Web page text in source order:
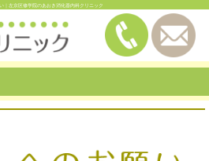
｜左京区修学院のあおき消化器内科クリニック